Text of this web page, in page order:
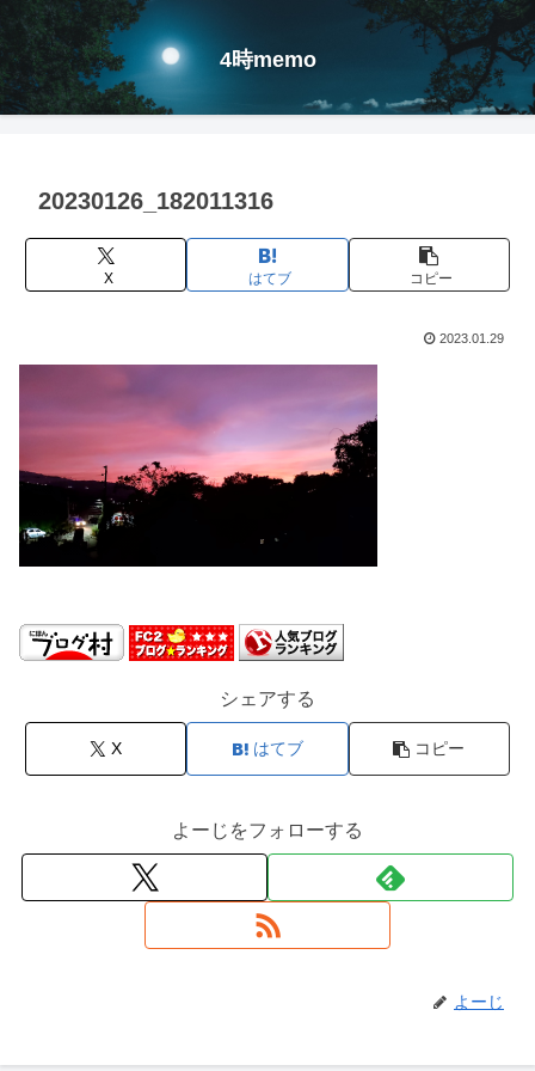
4時memo
20230126_182011316
X はてブ コピー
2023.01.29
シェアする
X はてブ コピー
よーじをフォローする
よーじ